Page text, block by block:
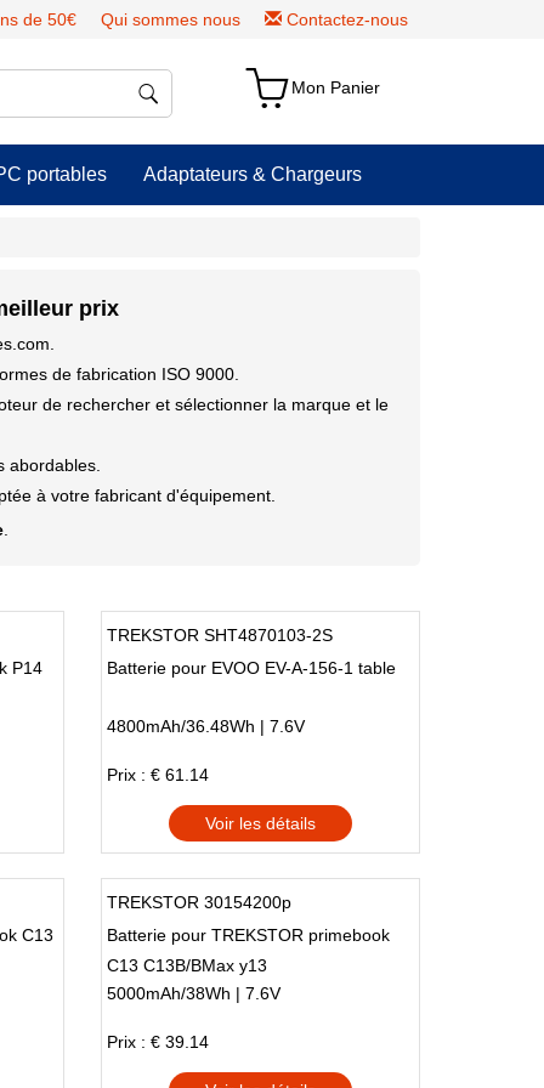
de 50€ Qui sommes nous Contactez-nous
Mon Panier
portables Adaptateurs & Chargeurs
prix
de fabrication ISO 9000.
de rechercher et sélectionner la marque et le
abordables.
à votre fabricant d'équipement.
.
P14
TREKSTOR SHT4870103-2S
Batterie pour EVOO EV-A-156-1 table
4800mAh/36.48Wh | 7.6V
Prix : € 61.14
Voir les détails
C13
TREKSTOR 30154200p
Batterie pour TREKSTOR primebook
C13 C13B/BMax y13
5000mAh/38Wh | 7.6V
Prix : € 39.14